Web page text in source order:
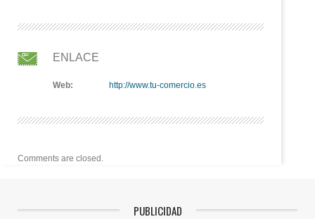
ENLACE
Web: http://www.tu-comercio.es
Comments are closed.
PUBLICIDAD